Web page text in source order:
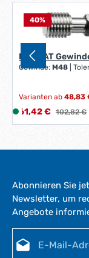
40%
FORMAT
Gewinde:M48
Varianten ab 48,83
Verkaufspreis:
L
i
f
z
e
i
t
:
1
61,42 € Regulärer
102,82 €
Abonnieren Sie
Newsletter, um
Angebote